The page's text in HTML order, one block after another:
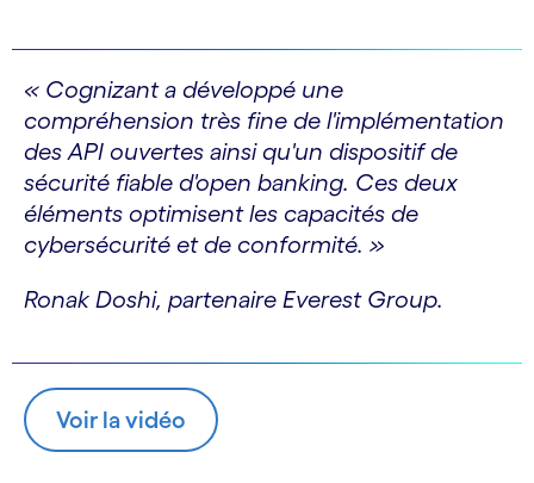
« Cognizant a développé une
compréhension très fine de l'implémentation
des API ouvertes ainsi qu'un dispositif de
sécurité fiable d'open banking. Ces deux
éléments optimisent les capacités de
cybersécurité et de conformité. »
Ronak Doshi, partenaire Everest Group.
Voir la vidéo